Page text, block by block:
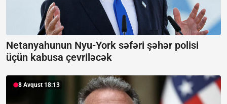
Netanyahunun Nyu-York səfəri şəhər polisi
üçün kabusa çevriləcək
8 Avqust 18:13